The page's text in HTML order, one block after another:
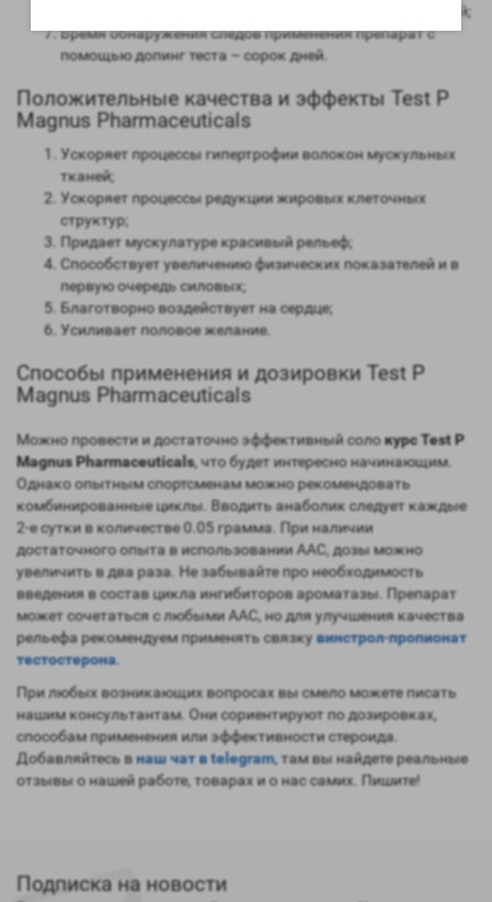
Длительность воздействия на организм – от 2 до 3 дней;
Время обнаружения следов применения препарат с
помощью допинг теста – сорок дней.
Положительные качества и эффекты Test P
Magnus Pharmaceuticals
Ускоряет процессы гипертрофии волокон мускульных
тканей;
Ускоряет процессы редукции жировых клеточных
структур;
Придает мускулатуре красивый рельеф;
Способствует увеличению физических показателей и в
первую очередь силовых;
Благотворно воздействует на сердце;
Усиливает половое желание.
Способы применения и дозировки Test P
Magnus Pharmaceuticals
Можно провести и достаточно эффективный солокурс Test P
Magnus Pharmaceuticals, что будет интересно начинающим.
Однако опытным спортсменам можно рекомендовать
комбинированные циклы. Вводить анаболик следует каждые
2-е сутки в количестве 0.05 грамма. При наличии
достаточного опыта в использовании ААС, дозы можно
увеличить в два раза. Не забывайте про необходимость
введения в состав цикла ингибиторов ароматазы. Препарат
может сочетаться с любыми ААС, но для улучшения качества
рельефа рекомендуем применять связкувинстрол-пропионат
тестостерона
При любых возникающих вопросах вы смело можете писать
нашим консультантам. Они сориентируют по дозировках,
способам применения или эффективности стероида.
Добавляйтесь внаш чат в telegram, там вы найдете реальные
отзывы о нашей работе, товарах и о нас самих. Пишите!
Подписка на новости